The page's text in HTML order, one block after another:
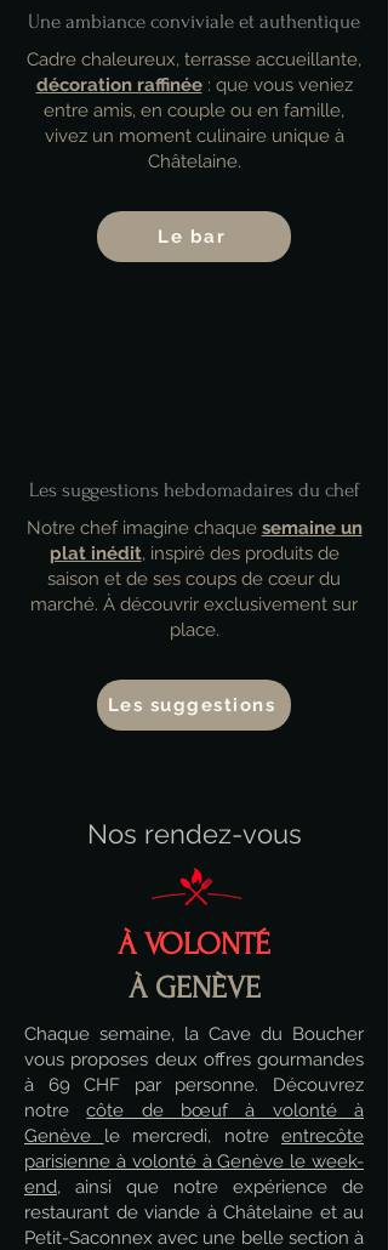
Une ambiance conviviale et authentique
Cadre chaleureux, terrasse accueillante,
décoration raffinée: que vous veniez
entre amis, en couple ou en famille,
vivez un moment culinaire unique à
Châtelaine.
Le bar
Les suggestions hebdomadaires du chef
Notre chef imagine chaque semaine un
plat inédit, inspiré des produits de
saison et de ses coups de cœur du
marché. À découvrir exclusivement sur
place.
Les suggestions
Nos rendez-vous
À VOLONTÉ
À GENÈVE
Chaque semaine, la Cave du Boucher
vous proposes deux offres gourmandes
à 69 CHF par personne. Découvrez
notrecôte de bœuf à volonté à
Genève le mercredi, notre entrecôte
parisienne à volonté à Genève le week-
end, ainsi que notre expérience de
restaurant de viande à Châtelaine et au
Petit-Saconnex avec une belle section à